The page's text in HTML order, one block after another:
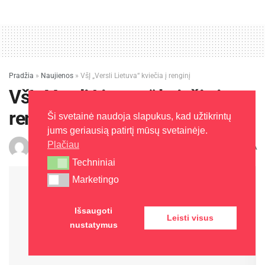
Pradžia » Naujienos » VšĮ „Versli Lietuva“ kviečia į renginį
VšĮ „Versli Lietuva“ kviečia į
renginį
J. Šalaševičienė A
Ši svetainė naudoja slapukus, kad užtikrintų
jums geriausią patirtį mūsų svetainėje.
Plačiau
Techniniai
Techniniai
Marketingo
Marketingo
Išsaugoti
nustatymus
Leisti visus